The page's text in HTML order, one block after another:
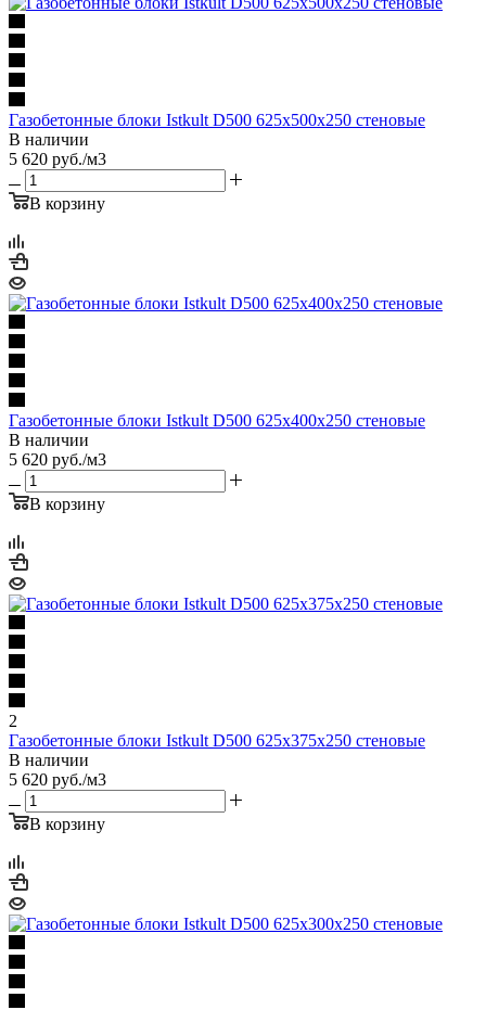
Газобетонные блоки Istkult D500 625х500х250 стеновые
В наличии
5 620 руб./м3
В корзину
Газобетонные блоки Istkult D500 625х400х250 стеновые
В наличии
5 620 руб./м3
В корзину
2
Газобетонные блоки Istkult D500 625х375х250 стеновые
В наличии
5 620 руб./м3
В корзину